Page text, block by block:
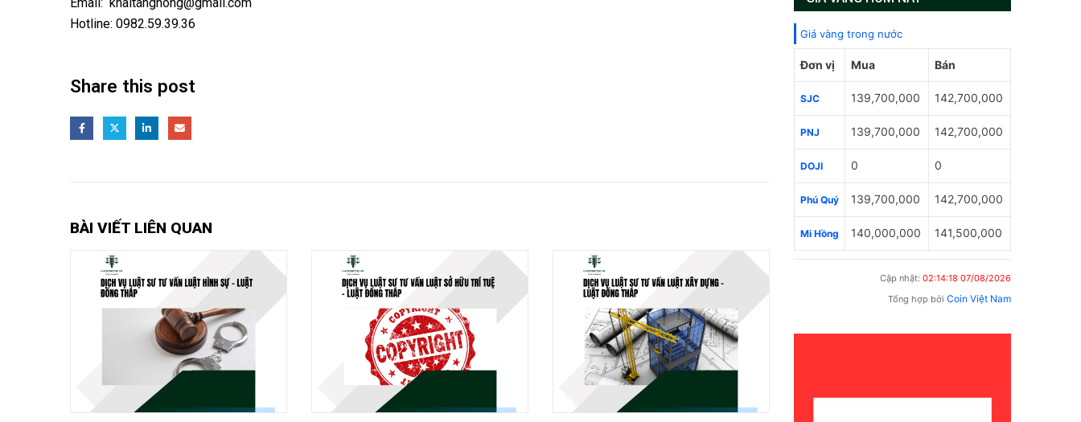
Hotline: 0982.59.39.36
Share this post
BÀI VIẾT LIÊN QUAN
Giá vàng trong nước
Đơn vị Mua Bán
SJC 139,700,000 142,700,000
PNJ 139,700,000 142,700,000
DOJI 0 0
Phú Quý 139,700,000 142,700,000
Mi Hồng 140,000,000 141,500,000
Cập nhật: 02:14:18 07/08/2026
Tổng hợp bởi Coin Việt Nam